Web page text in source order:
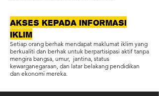
Akses kepada informasi
iklim
Setiap orang berhak mendapat maklumat iklim yang
berkualiti dan berhak untuk berpartisipasi aktif tanpa
mengira bangsa, umur, jantina, status
kewarganegaraan, dan latar belakang pendidikan
dan ekonomi mereka.